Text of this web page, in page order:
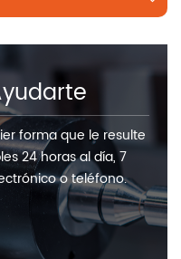
forma que le resulte
24 horas al día, 7
o teléfono.